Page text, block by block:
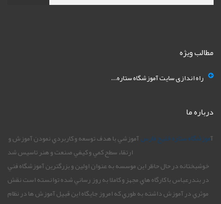
مطالب ویژه
راه اندازی سایت آموزشگاه ستاره...
درباره ما
آموزشگاه ستاره خليج فارسآموزشي با هدف توسعه و کاربردي نمودن آموزش و
ارتقاء سطح کمي و کيفي صنعت و هنر تاسيس شد
خوشبختانه در حال حاظر اين موسسه به عنوان اولين و بزرگترين آموزشگاه فني
در بندرعباس با کارگاه هاي مجهز و کاملا به روز رساني شده توانسته است نقش
موثري در آموزش داشته به طوري که امروز جايگاه اين قبيل آموزش ها در نظام